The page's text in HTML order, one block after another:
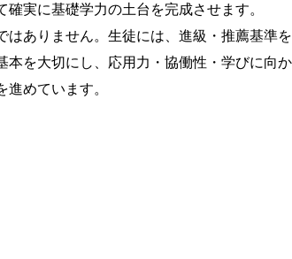
実に基礎学力の土台を完成させます。
はありません。生徒には、進級・推薦基準
本を大切にし、応用力・協働性・学びに向
めています。